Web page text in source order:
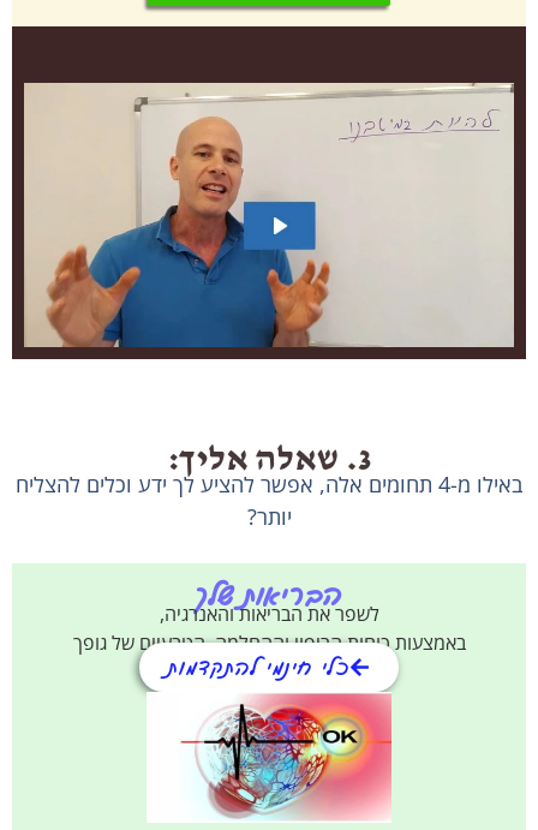
מ-4 תחומים אלה, אפשר להציע לך ידע וכלים להצליח
הבריאות שלך
לשפר את הבריאות והאנרגיה,
כוחות הריפוי וההחלמה הטבעיים של גופך
כלי חינמי להתקדמות